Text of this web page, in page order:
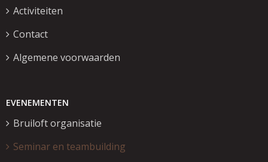
Activiteiten
Contact
Algemene voorwaarden
EVENEMENTEN
Bruiloft organisatie
Seminar en teambuilding